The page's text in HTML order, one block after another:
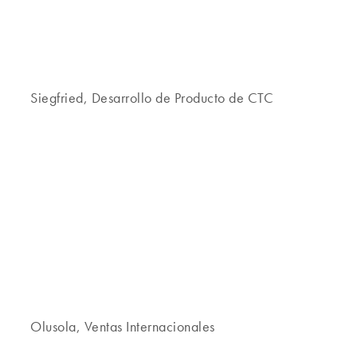
Siegfried, Desarrollo de Producto de CTC
Olusola, Ventas Internacionales